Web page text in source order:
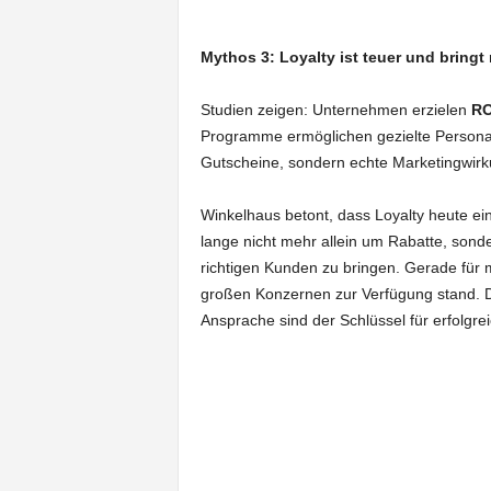
Mythos 3: Loyalty ist teuer und bringt
Studien zeigen: Unternehmen erzielen
Programme ermöglichen gezielte
Gutscheine, sondern echte
Winkelhaus betont, dass Loyalty heute
lange nicht mehr allein um Rabatte,
richtigen Kunden zu bringen. Gerade für
großen Konzernen zur Verfügung stand.
Ansprache sind der Schlüssel für